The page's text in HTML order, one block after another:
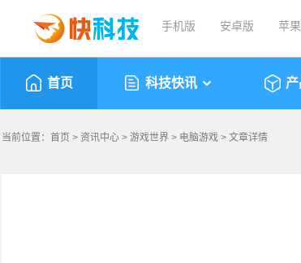
手机版 安卓版 苹
首页 科技快讯
当前位置： 首页 > 资讯中心 > 游戏世界 > 电脑游戏 > 文章详情